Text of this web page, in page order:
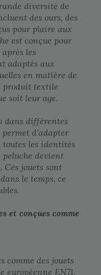
diversité de
des ours, des
pour plaire aux
est conçue pour
les
adaptés aux
en matière de
produit textile
soit leur age.
dans différentes
d’adapter
toutes les identités
peluche devient
jouets sont
le temps, ce
et conçues comme
comme des jouets
européenne EN71,